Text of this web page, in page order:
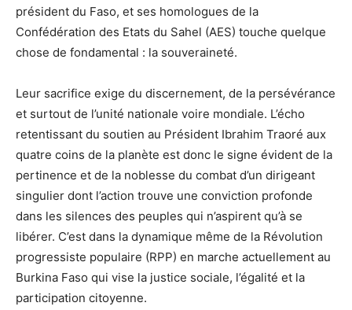
président du Faso, et ses homologues de la
Confédération des Etats du Sahel (AES) touche quelque
chose de fondamental : la souveraineté.
Leur sacrifice exige du discernement, de la persévérance
et surtout de l’unité nationale voire mondiale. L’écho
retentissant du soutien au Président Ibrahim Traoré aux
quatre coins de la planète est donc le signe évident de la
pertinence et de la noblesse du combat d’un dirigeant
singulier dont l’action trouve une conviction profonde
dans les silences des peuples qui n’aspirent qu’à se
libérer. C’est dans la dynamique même de la Révolution
progressiste populaire (RPP) en marche actuellement au
Burkina Faso qui vise la justice sociale, l’égalité et la
participation citoyenne.